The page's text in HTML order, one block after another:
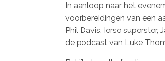
In aanloop naar het
voorbereidingen van een
Phil Davis. Ierse superster,
de podcast van Luke